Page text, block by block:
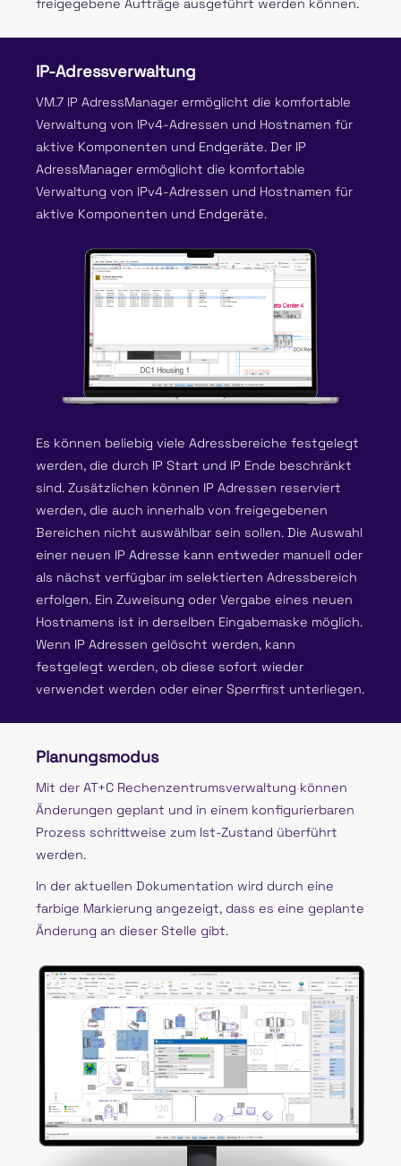
freigegebene Aufträge ausgeführt werden können.
IP-Adressverwaltung
VM.7 IP AdressManager ermöglicht die komfortable
Verwaltung von IPv4-Adressen und Hostnamen für
aktive Komponenten und Endgeräte. Der IP
AdressManager ermöglicht die komfortable
Verwaltung von IPv4-Adressen und Hostnamen für
aktive Komponenten und Endgeräte.
Es können beliebig viele Adressbereiche festgelegt
werden, die durch IP Start und IP Ende beschränkt
sind. Zusätzlichen können IP Adressen reserviert
werden, die auch innerhalb von freigegebenen
Bereichen nicht auswählbar sein sollen. Die Auswahl
einer neuen IP Adresse kann entweder manuell oder
als nächst verfügbar im selektierten Adressbereich
erfolgen. Ein Zuweisung oder Vergabe eines neuen
Hostnamens ist in derselben Eingabemaske möglich.
Wenn IP Adressen gelöscht werden, kann
festgelegt werden, ob diese sofort wieder
verwendet werden oder einer Sperrfirst unterliegen.
Planungsmodus
Mit der AT+C Rechenzentrumsverwaltung können
Änderungen geplant und in einem konfigurierbaren
Prozess schrittweise zum Ist-Zustand überführt
werden.
In der aktuellen Dokumentation wird durch eine
farbige Markierung angezeigt, dass es eine geplante
Änderung an dieser Stelle gibt.